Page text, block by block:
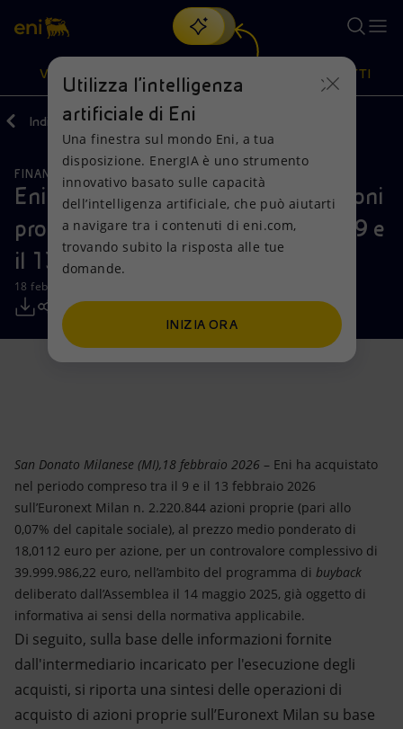
Cerca
scopri EnergIA, la nostra nuova soluzione di intelligenza
artificiale.
VISIONE
Visione
Mission e valori
Persone e Partnership
Net Zero
Modello satellitare
Scenari energetici
Azioni
Diversificazione energetica
Tecnologie per la transizione
Collaborazioni per l'innovazione
Attività nel mondo
PRODOTTI
Prodotti
Casa
Imprese
Mobilità
Indietro Media Comunicati Stampa
FINANZA, STRATEGIA E REPORT
Eni: informativa sull’acquisto di azioni
proprie nel periodo compreso tra il 9 e
il 13 febbraio 2026
18 febbraio 2026 - 12:31 CET
San Donato Milanese (MI),18 febbraio 2026 – Eni ha acquistato
nel periodo compreso tra il 9 e il 13 febbraio 2026
sull’Euronext Milan n. 2.220.844 azioni proprie (pari allo
0,07% del capitale sociale), al prezzo medio ponderato di
18,0112 euro per azione, per un controvalore complessivo di
39.999.986,22 euro, nell’ambito del programma di buyback
deliberato dall’Assemblea il 14 maggio 2025, già oggetto di
informativa ai sensi della normativa applicabile.
Di seguito, sulla base delle informazioni fornite
dall'intermediario incaricato per l'esecuzione degli
acquisti, si riporta una sintesi delle operazioni di
acquisto di azioni proprie sull’Euronext Milan su base
Utilizza l'intelligenza
artificiale di Eni
Una finestra sul mondo Eni, a tua
disposizione. EnergIA è uno strumento
innovativo basato sulle capacità
dell’intelligenza artificiale, che può aiutarti
a navigare tra i contenuti di eni.com,
trovando subito la risposta alle tue
domande.
INIZIA ORA